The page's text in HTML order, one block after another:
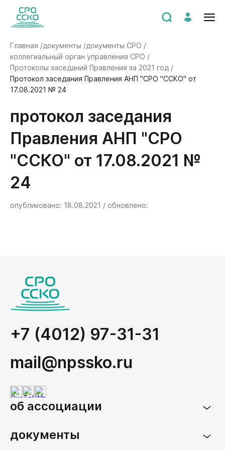
Главная /документы /документы СРО /
коллегиальный орган управления СРО /
Протоколы заседаний Правления за 2021 год /
Протокол заседания Правления АНП "СРО "ССКО" от
17.08.2021 № 24
Протокол заседания
Правления АНП "СРО
"ССКО" от 17.08.2021 №
24
опубликовано: 18.08.2021 / обновлено:
+7 (4012) 97-31-31
mail@npssko.ru
об ассоциации
документы